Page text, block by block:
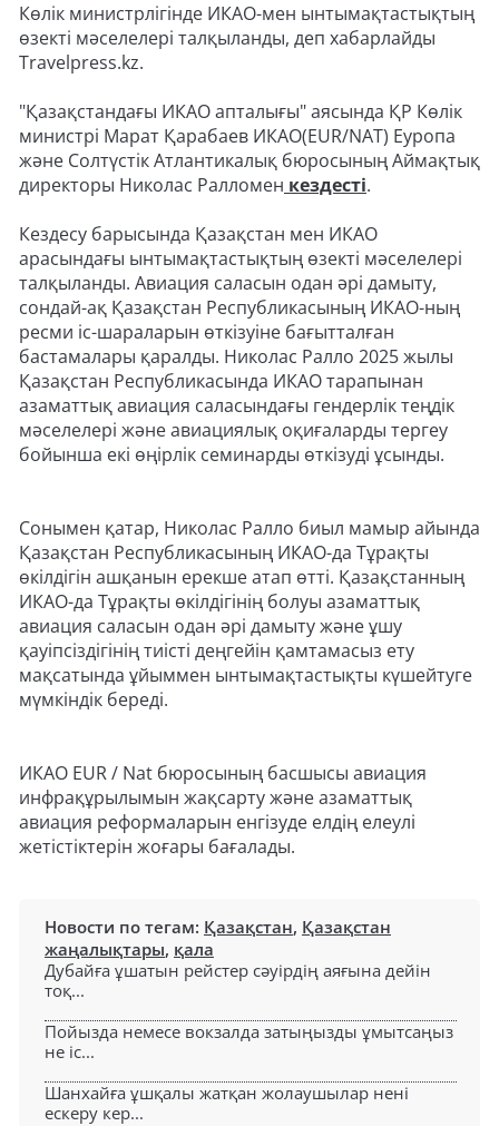
Көлік министрлігінде ИКАО-мен ынтымақтастықтың
өзекті мәселелері талқыланды, деп хабарлайды
Travelpress.kz.
"Қазақстандағы ИКАО апталығы" аясында ҚР Көлік
министрі Марат Қарабаев ИКАО(EUR/NAT) Еуропа
және Солтүстік Атлантикалық бюросының Аймақтық
директоры Николас Ралломен кездесті.
Кездесу барысында Қазақстан мен ИКАО
арасындағы ынтымақтастықтың өзекті мәселелері
талқыланды. Авиация саласын одан әрі дамыту,
сондай-ақ Қазақстан Республикасының ИКАО-ның
ресми іс-шараларын өткізуіне бағытталған
бастамалары қаралды. Николас Ралло 2025 жылы
Қазақстан Республикасында ИКАО тарапынан
азаматтық авиация саласындағы гендерлік теңдік
мәселелері және авиациялық оқиғаларды тергеу
бойынша екі өңірлік семинарды өткізуді ұсынды.
Сонымен қатар, Николас Ралло биыл мамыр айында
Қазақстан Республикасының ИКАО-да Тұрақты
өкілдігін ашқанын ерекше атап өтті. Қазақстанның
ИКАО-да Тұрақты өкілдігінің болуы азаматтық
авиация саласын одан әрі дамыту және ұшу
қауіпсіздігінің тиісті деңгейін қамтамасыз ету
мақсатында ұйыммен ынтымақтастықты күшейтуге
мүмкіндік береді.
ИКАО EUR / Nat бюросының басшысы авиация
инфрақұрылымын жақсарту және азаматтық
авиация реформаларын енгізуде елдің елеулі
жетістіктерін жоғары бағалады.
Новости по тегам: Қазақстан, Қазақстан
жаңалықтары, қала
Дубайға ұшатын рейстер сәуірдің аяғына дейін
тоқ...
Пойызда немесе вокзалда затыңызды ұмытсаңыз
не іс...
Шанхайға ұшқалы жатқан жолаушылар нені
ескеру кер...